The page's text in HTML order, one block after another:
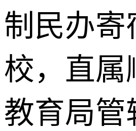
制民办寄
校，直属
教育局管